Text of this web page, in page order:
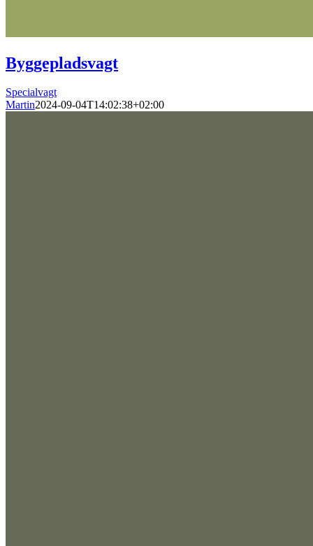
Byggepladsvagt
Specialvagt
Martin2024-09-04T14:02:38+02:00